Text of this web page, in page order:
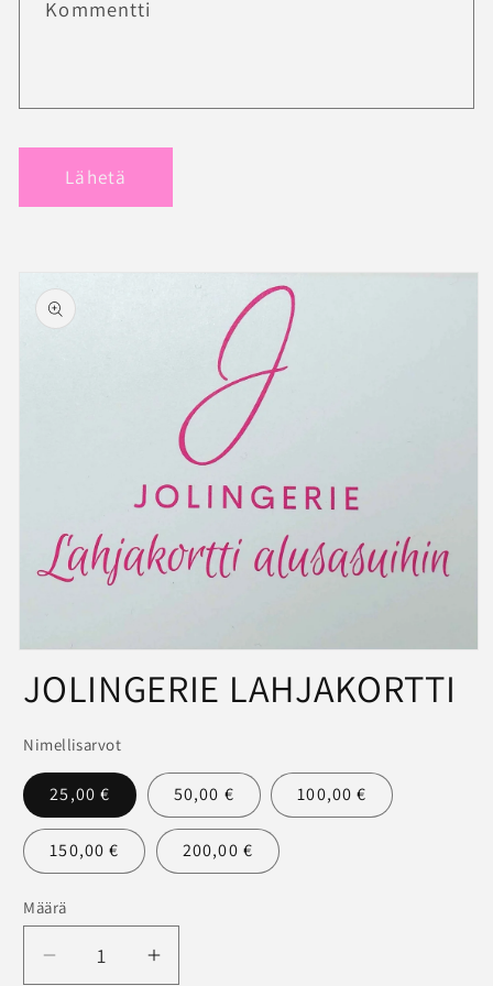
Kommentti
Lähetä
Siirry
tuotetietoihin
modaalisessa
JOLINGERIE LAHJAKORTTI
Nimellisarvot
25,00 € 50,00 € 100,00 €
150,00 € 200,00 €
Määrä
Määrä
Vähennä
Lisää